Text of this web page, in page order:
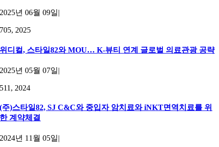
2025년 06월 09일|
705, 2025
위디컬, 스타일82와 MOU… K-뷰티 연계 글로벌 의료관광 공략
2025년 05월 07일|
511, 2024
(주)스타일82, SJ C&C와 중입자 암치료와 iNKT면역치료를 위
한 계약체결
2024년 11월 05일|